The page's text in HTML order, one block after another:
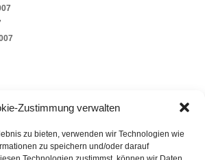
Zustimmung verwalten
zu bieten, verwenden wir Technologien wie
zu speichern und/oder darauf